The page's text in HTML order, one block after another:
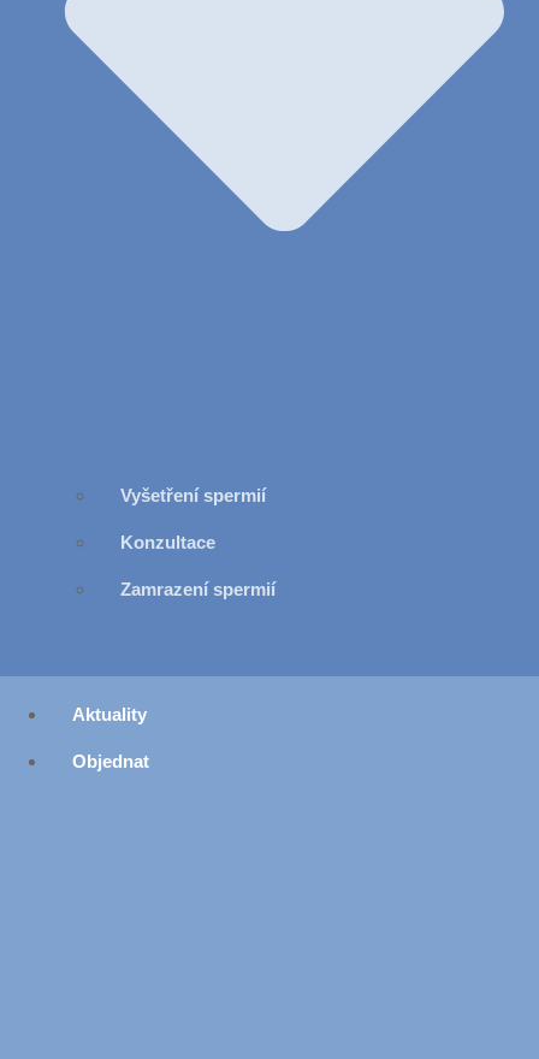
Vyšetření spermií
Konzultace
Zamrazení spermií
Aktuality
Objednat